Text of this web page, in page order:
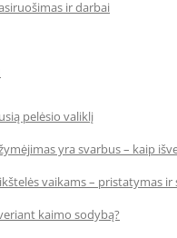
ir darbai
pelėsio valiklį
yra svarbus – kaip
vaikams – pristatymas ir
kaimo sodybą?